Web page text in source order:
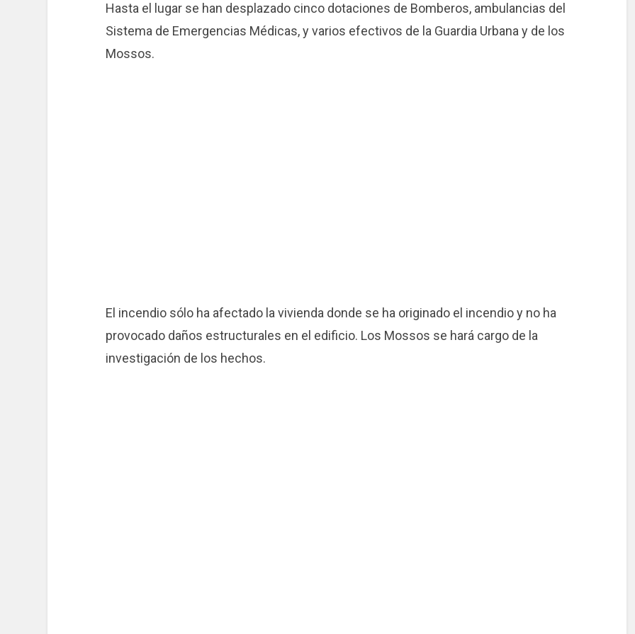
Hasta el lugar se han desplazado cinco dotaciones de Bomberos, ambulancias del
Sistema de Emergencias Médicas, y varios efectivos de la Guardia Urbana y de los
Mossos.
El incendio sólo ha afectado la vivienda donde se ha originado el incendio y no ha
provocado daños estructurales en el edificio. Los Mossos se hará cargo de la
investigación de los hechos.